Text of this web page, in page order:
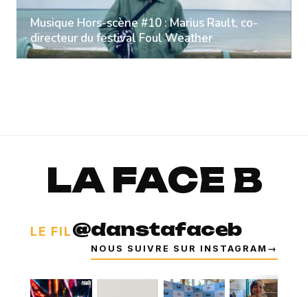
Musique Hors-scène #10 : Marius Rault, co-
directeur du festival Foul Weather
LA FACE B
LE FIL@danstafaceb
NOUS SUIVRE SUR INSTAGRAM →